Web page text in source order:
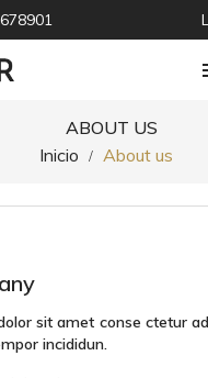
ABOUT US
Inicio
About us
sit amet conse ctetur
incididun.